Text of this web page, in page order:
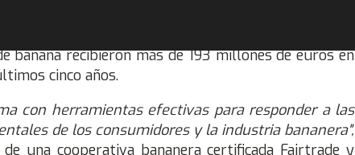
recibiendo la Prima Fairtrade adicional de 1 USD
banana recibieron más de 193 millones de euros en
cinco años.
con herramientas efectivas para responder a las
de los consumidores y la industria bananera",
una cooperativa bananera certificada Fairtrade y